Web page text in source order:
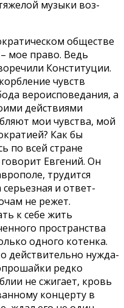
музыки воз­
обществе
мое право. Ведь
Конституции.
чувств
вероисповедания, а
действиями
мои чувства, мой
Как бы
по всей стране
Ев­гений. Он
трудит­ся
и ответ­
не режет.
к себе жить
пространства
одного котенка.
действительно нужда­
редко
не сжигает, кровь
концерту в